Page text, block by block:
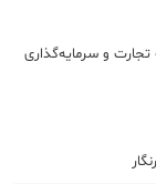
و سرمایه‌گذاری